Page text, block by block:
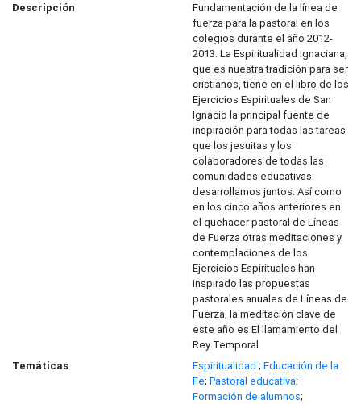
Descripción
Fundamentación de la línea de
fuerza para la pastoral en los
colegios durante el año 2012-
2013. La Espiritualidad Ignaciana,
que es nuestra tradición para ser
cristianos, tiene en el libro de los
Ejercicios Espirituales de San
Ignacio la principal fuente de
inspiración para todas las tareas
que los jesuitas y los
colaboradores de todas las
comunidades educativas
desarrollamos juntos. Así como
en los cinco años anteriores en
el quehacer pastoral de Líneas
de Fuerza otras meditaciones y
contemplaciones de los
Ejercicios Espirituales han
inspirado las propuestas
pastorales anuales de Líneas de
Fuerza, la meditación clave de
este año es El llamamiento del
Rey Temporal
Temáticas
Espiritualidad ; Educación de la
Fe; Pastoral educativa;
Formación de alumnos;